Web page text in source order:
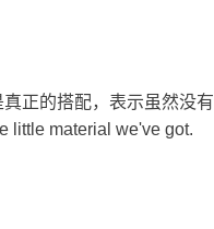
正的搭配，表示虽然没有
little material we've got.